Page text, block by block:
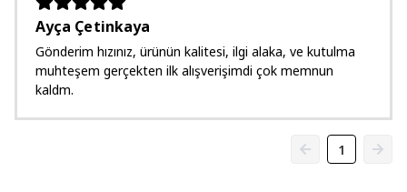
Ayça Çetinkaya
Gönderim hızınız, ürünün kalitesi, ilgi alaka, ve kutulma
muhteşem gerçekten ilk alışverişimdi çok memnun
kaldm.
1